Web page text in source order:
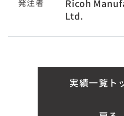
発注者
Ricoh
Ltd.
実績一覧ト